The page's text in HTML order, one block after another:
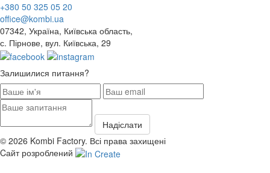
+380 50 325 05 20
office@kombi.ua
07342, Україна, Київська область,
с. Пірнове, вул. Київська, 29
Залишилися питання?
© 2026 Kombi Factory. Всі права захищені
Cайт розроблений